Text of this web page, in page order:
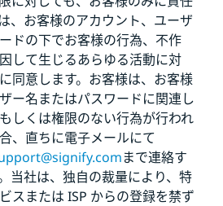
、お客様のアカウント、ユーザ
ドの下でお客様の行為、不作
して生じるあらゆる活動に対
同意します。お客様は、お客様
ー名またはパスワードに関連し
しくは権限のない行為が行われ
、直ちに電子メールにて
まで連絡す
当社は、独自の裁量により、特
スまたは ISP からの登録を禁ず